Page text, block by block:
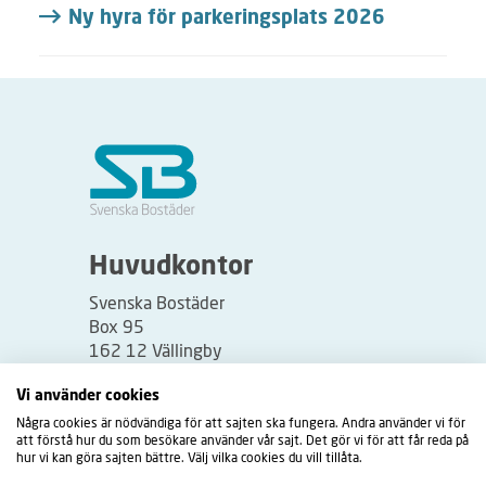
Ny hyra för parkeringsplats 2026
Huvudkontor
Svenska Bostäder
Box 95
162 12 Vällingby
Besöksadress:
Vällingbyplan 2
Vi använder cookies
Några cookies är nödvändiga för att sajten ska fungera. Andra använder vi för
att förstå hur du som besökare använder vår sajt. Det gör vi för att får reda på
hur vi kan göra sajten bättre. Välj vilka cookies du vill tillåta.